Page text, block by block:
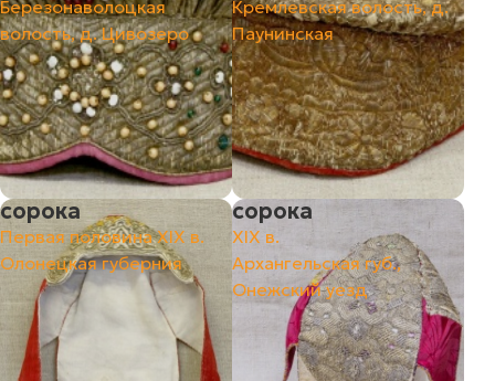
Березонаволоцкая
волость, д. Цивозеро
Кремлевская волость, д.
Паунинская
сорока
Первая половина ХIХ в.
Олонецкая губерния
сорока
ХIХ в.
Архангельская губ.,
Онежский уезд